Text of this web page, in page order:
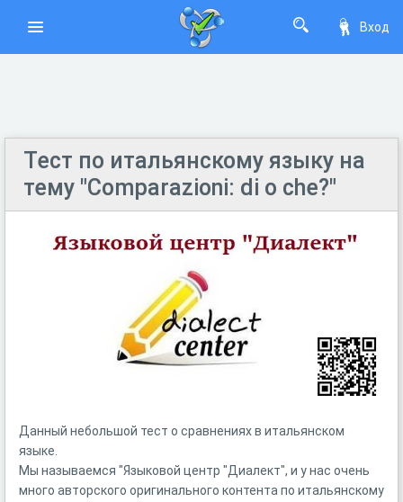
Вход
Тест по итальянскому языку на
тему "Comparazioni: di o che?"
Данный небольшой тест о сравнениях в итальянском
языке.
Мы называемся "Языковой центр "Диалект", и у нас очень
много авторского оригинального контента по итальянскому